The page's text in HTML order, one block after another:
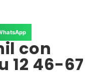
con
12 46-67